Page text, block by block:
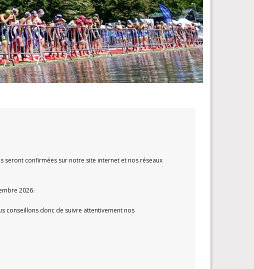
seront confirmées sur notre site internet et nos réseaux
2026.
conseillons donc de suivre attentivement nos